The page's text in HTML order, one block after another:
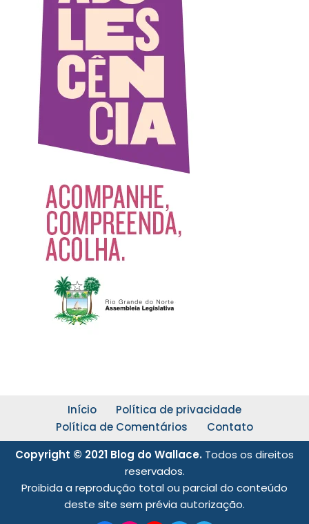
Início
Política de privacidade
Política de Comentários
Contato
Copyright © 2021 Blog do Wallace. Todos os direitos
reservados.
Proibida a reprodução total ou parcial do conteúdo
deste site sem prévia autorização.